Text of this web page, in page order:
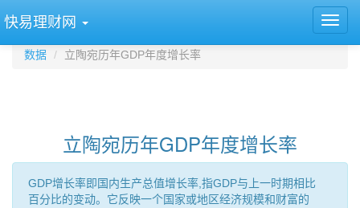
快易理财网
数据 立陶宛历年GDP年度增长率
立陶宛历年GDP年度增长率
GDP增长率即国内生产总值增长率,指GDP与上一时期相比
百分比的变动。它反映一个国家或地区经济规模和财富的